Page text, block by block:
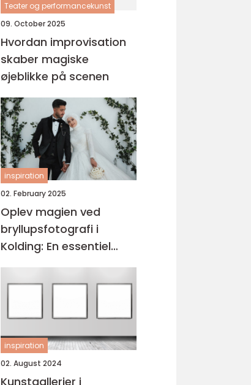
Teater og performancekunst
09. October 2025
Hvordan improvisation
skaber magiske
øjeblikke på scenen
inspiration
02. February 2025
Oplev magien ved
bryllupsfotografi i
Kolding: En essentiel
guide
inspiration
02. August 2024
Kunstgallerier i